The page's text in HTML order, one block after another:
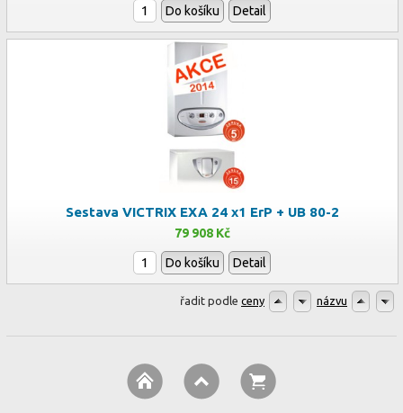
Do košíku Detail
Sestava VICTRIX EXA 24 x1 ErP + UB 80-2
79 908 Kč
Do košíku Detail
řadit podle ceny názvu